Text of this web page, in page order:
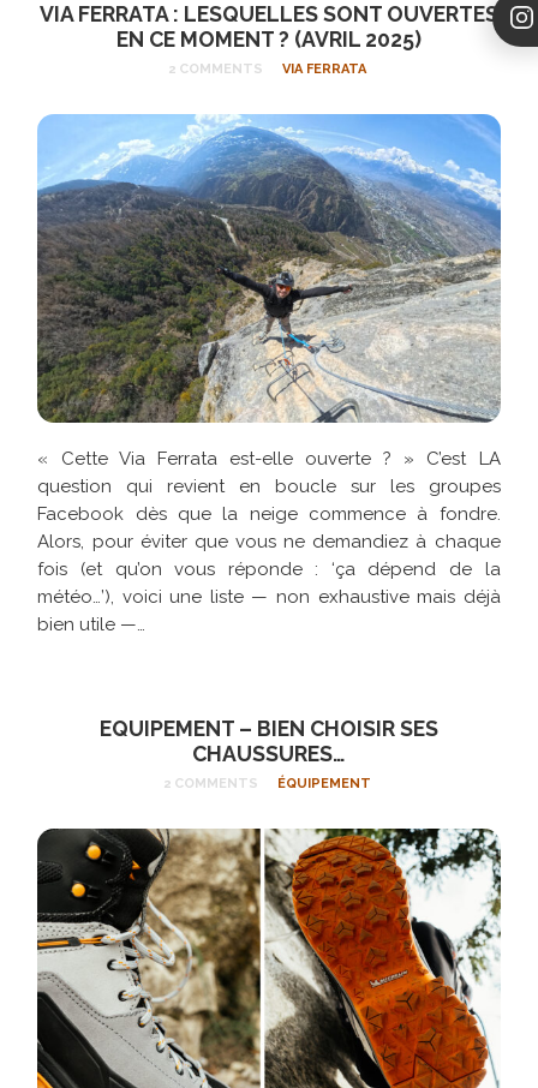
VIA FERRATA : LESQUELLES SONT OUVERTES
EN CE MOMENT ? (AVRIL 2025)
2 COMMENTS VIA FERRATA
« Cette Via Ferrata est-elle ouverte ? » C’est LA
question qui revient en boucle sur les groupes
Facebook dès que la neige commence à fondre.
Alors, pour éviter que vous ne demandiez à chaque
fois (et qu’on vous réponde : ‘ça dépend de la
météo…’), voici une liste — non exhaustive mais déjà
bien utile —…
EQUIPEMENT – BIEN CHOISIR SES
CHAUSSURES…
2 COMMENTS ÉQUIPEMENT